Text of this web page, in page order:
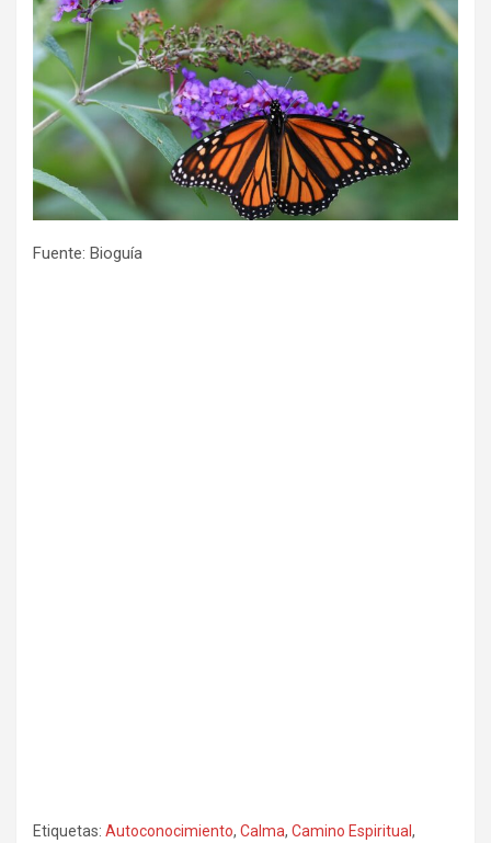
Fuente: Bioguía
Etiquetas: Autoconocimiento, Calma, Camino Espiritual,